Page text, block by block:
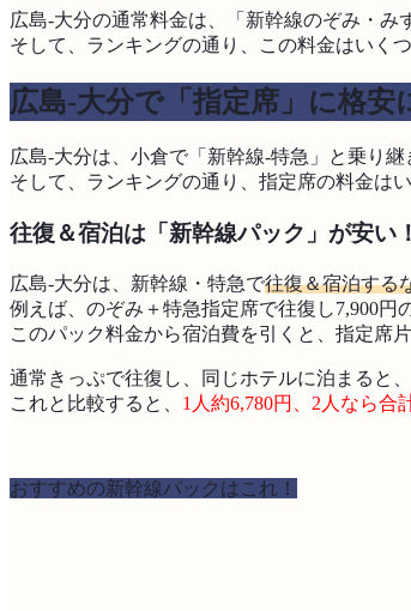
広島-大分の通常料金は、「新幹線のぞみ・み
そして、ランキングの通り、この料金はいく
広島-大分で「指定席」に格安
広島-大分は、小倉で「新幹線‐特急」と乗り
そして、ランキングの通り、指定席の料金は
往復＆宿泊は「新幹線パック」が安い！
広島-大分は、新幹線・特急で往復＆宿泊する
例えば、のぞみ＋特急指定席で往復し7,900円
このパック料金から宿泊費を引くと、指定席
通常きっぷで往復し、同じホテルに泊まると
これと比較すると、 1人約6,780円、2人なら合
おすすめの新幹線パックはこれ！